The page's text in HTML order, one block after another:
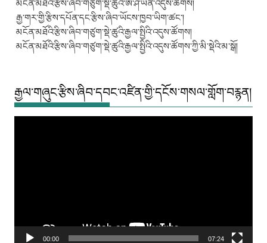
མངོན་མཐོའི་རྩིས་ཞིབ་གཙུག་སྡེ་ཚུའི་ཨེ་ཤི་ཡན་འདུས་ཚོགས།
རྒྱ་གར་གྱི་རྩིས་དཔོན་དང་རྩིས་ཞིབ་ཡོངས་ཁྱབ་ཡིག་ཚང་།
མངོན་མཐོའི་རྩིས་ཞིབ་གཙུག་སྡེ་ཚུའི་རྒྱལ་སྤྱིའི་འདུས་ཚོགས།
མངོན་མཐོའི་རྩིས་ཞིབ་གཙུག་སྡེ་ཚུའི་རྒྱལ་སྤྱིའི་འདུས་ཚོགས་ཀྱི་མི་སྡེའི་མ་སྒོ།
རྒྱལ་གཞུང་རྩིས་ཞིབ་དབང་འཛིན་གྱི་དངོས་གསལ་གློག་བརྙན།
00:00 07:24